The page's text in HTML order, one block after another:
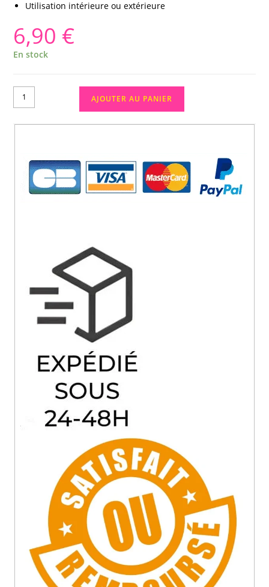
Utilisation intérieure ou extérieure
6,90 €
En stock
AJOUTER AU PANIER